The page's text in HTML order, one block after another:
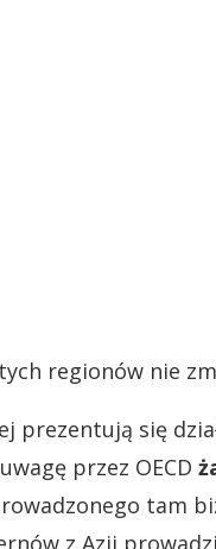
regionów nie
prezentują się
przez OECD
tam
z Azji